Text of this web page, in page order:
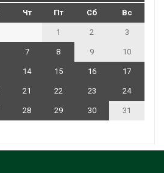
Чт Пт Сб Вс
1 2 3
7 8 9 10
14 15 16 17
21 22 23 24
28 29 30
31